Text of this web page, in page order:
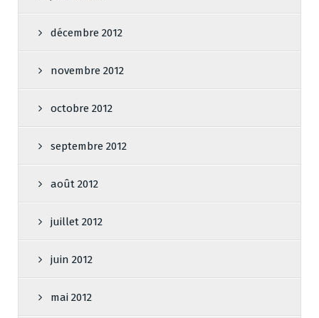
décembre 2012
novembre 2012
octobre 2012
septembre 2012
août 2012
juillet 2012
juin 2012
mai 2012